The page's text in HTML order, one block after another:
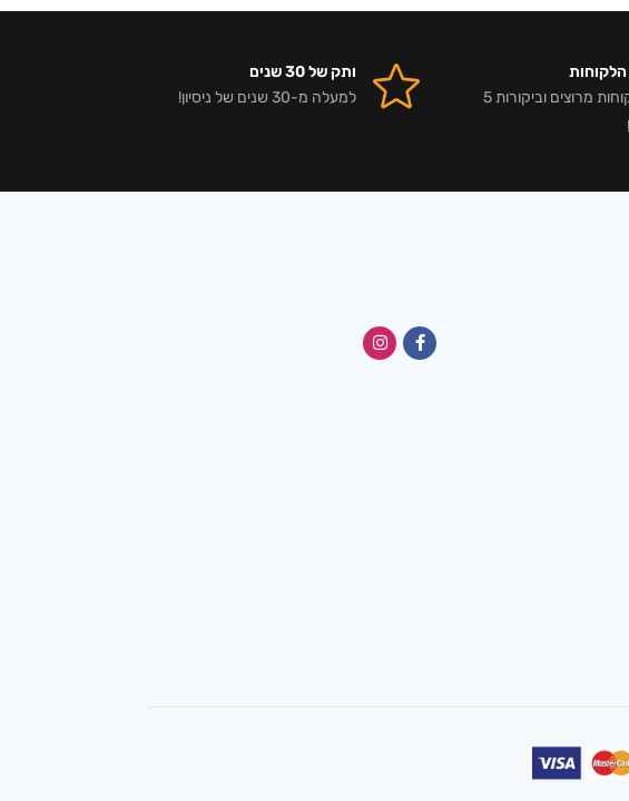
אלפי לקוחות מרוצים וביקורות 5
ותק של 30 שנים
למעלה מ-30 שנים של ניסיון!